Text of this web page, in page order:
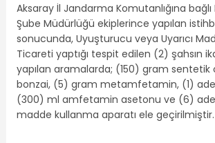
Aksaray İl Jandarma Komutanlığına bağlı
Şube Müdürlüğü ekiplerince yapılan
sonucunda, Uyuşturucu veya Uyarıcı
Ticareti yaptığı tespit edilen (2) şahsın
yapılan aramalarda; (150) gram sentetik
bonzai, (5) gram metamfetamin, (1)
(300) ml amfetamin asetonu ve (6)
madde kullanma aparatı ele geçirilmiştir.